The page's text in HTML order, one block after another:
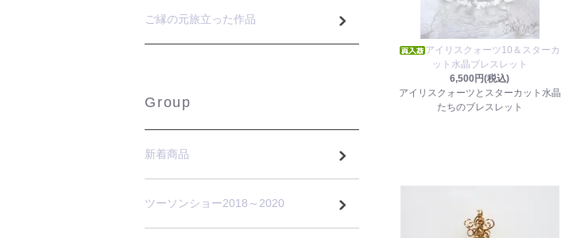
アイリスクォーツ10＆スターカ
ット水晶ブレスレット
6,500円(税込)
アイリスクォーツとスターカット水晶
たちのブレスレット
ご縁の元旅立った作品
Group
新着商品
ツーソンショー2018～2020